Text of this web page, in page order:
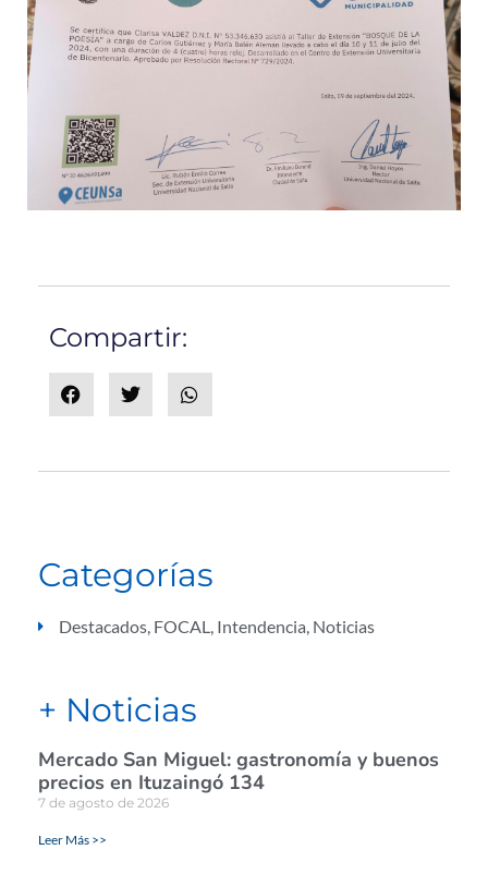
Compartir:
Categorías
Destacados, FOCAL, Intendencia, Noticias
+ Noticias
Mercado San Miguel: gastronomía y buenos
precios en Ituzaingó 134
7 de agosto de 2026
Leer Más >>